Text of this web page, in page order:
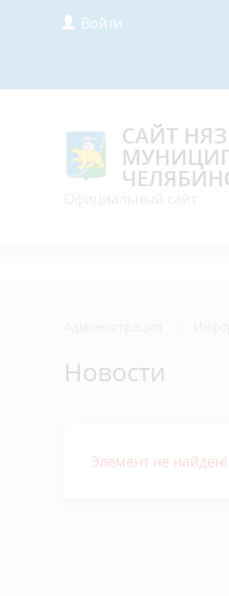
Войти
САЙТ
Новости
Элемент не найден!